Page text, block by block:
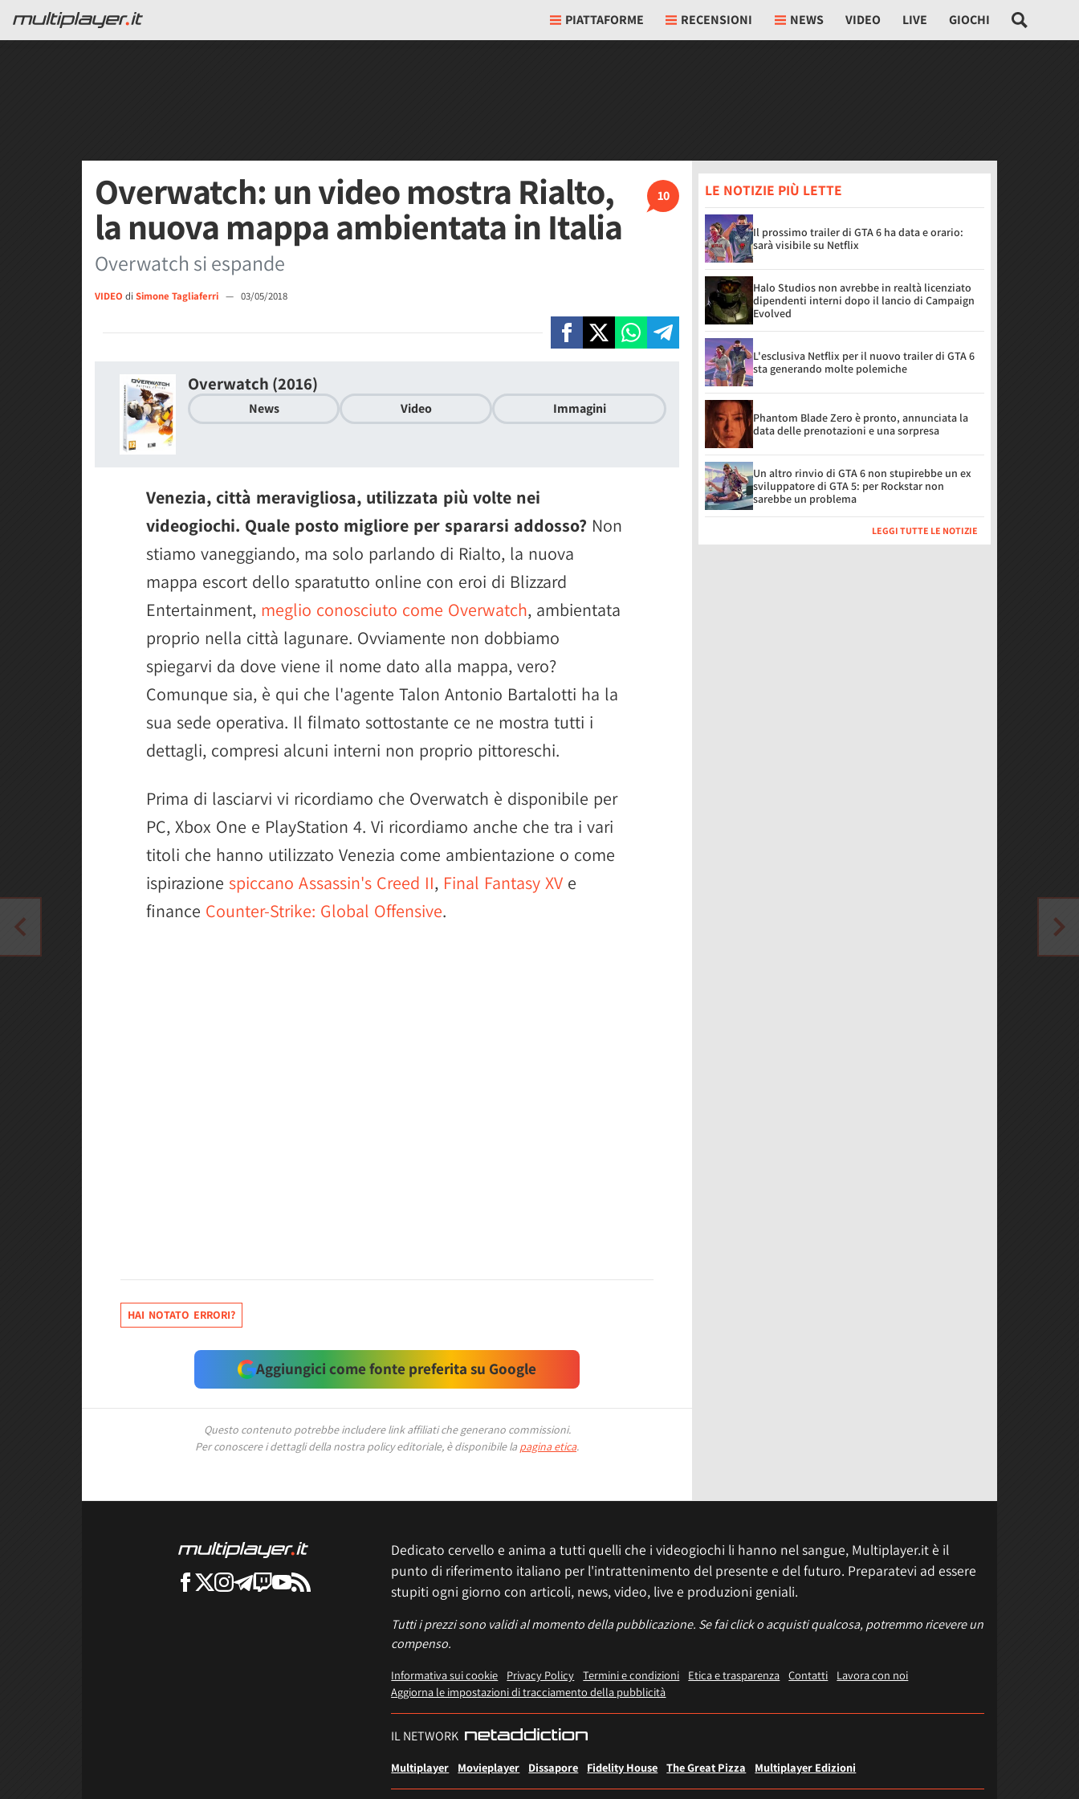
PIATTAFORME RECENSIONI NEWS VIDEO LIVE GIOCHI
10
Overwatch: un video mostra Rialto,
la nuova mappa ambientata in Italia
Overwatch si espande
VIDEO di Simone Tagliaferri — 03/05/2018
Overwatch (2016)
News Video Immagini
Venezia, città meravigliosa, utilizzata più volte nei
videogiochi. Quale posto migliore per spararsi addosso? Non
stiamo vaneggiando, ma solo parlando di Rialto, la nuova
mappa escort dello sparatutto online con eroi di Blizzard
Entertainment, meglio conosciuto come Overwatch, ambientata
proprio nella città lagunare. Ovviamente non dobbiamo
spiegarvi da dove viene il nome dato alla mappa, vero?
Comunque sia, è qui che l'agente Talon Antonio Bartalotti ha la
sua sede operativa. Il filmato sottostante ce ne mostra tutti i
dettagli, compresi alcuni interni non proprio pittoreschi.
Prima di lasciarvi vi ricordiamo che Overwatch è disponibile per
PC, Xbox One e PlayStation 4. Vi ricordiamo anche che tra i vari
titoli che hanno utilizzato Venezia come ambientazione o come
ispirazione spiccano Assassin's Creed II, Final Fantasy XV e
finance Counter-Strike: Global Offensive.
HAI NOTATO ERRORI?
Aggiungici come fonte preferita su Google
Questo contenuto potrebbe includere link affiliati che generano commissioni.
Per conoscere i dettagli della nostra policy editoriale, è disponibile la pagina etica.
LE NOTIZIE PIÙ LETTE
Il prossimo trailer di GTA 6 ha data e orario:
sarà visibile su Netflix
Halo Studios non avrebbe in realtà licenziato
dipendenti interni dopo il lancio di Campaign
Evolved
L'esclusiva Netflix per il nuovo trailer di GTA 6
sta generando molte polemiche
Phantom Blade Zero è pronto, annunciata la
data delle prenotazioni e una sorpresa
Un altro rinvio di GTA 6 non stupirebbe un ex
sviluppatore di GTA 5: per Rockstar non
sarebbe un problema
LEGGI TUTTE LE NOTIZIE
Dedicato cervello e anima a tutti quelli che i videogiochi li hanno nel sangue, Multiplayer.it è il
punto di riferimento italiano per l'intrattenimento del presente e del futuro. Preparatevi ad essere
stupiti ogni giorno con articoli, news, video, live e produzioni geniali.
Tutti i prezzi sono validi al momento della pubblicazione. Se fai click o acquisti qualcosa, potremmo ricevere un
compenso.
Informativa sui cookie Privacy Policy Termini e condizioni Etica e trasparenza Contatti
Lavora con noi
Aggiorna le impostazioni di tracciamento della pubblicità
IL NETWORK
Multiplayer Movieplayer Dissapore Fidelity House The Great Pizza Multiplayer Edizioni